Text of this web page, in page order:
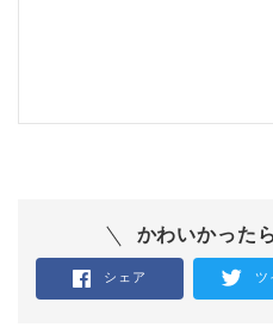
かわいかった
シェア ツ